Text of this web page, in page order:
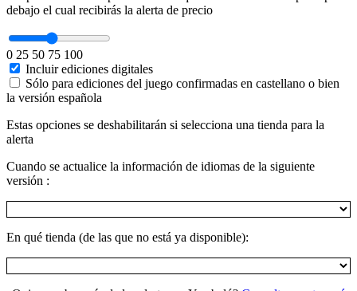
debajo el cual recibirás la alerta de precio
0 25 50 75 100
Incluir ediciones digitales
Sólo para ediciones del juego confirmadas en castellano o bien
la versión española
Estas opciones se deshabilitarán si selecciona una tienda para la
alerta
Cuando se actualice la información de idiomas de la siguiente
versión :
En qué tienda (de las que no está ya disponible):